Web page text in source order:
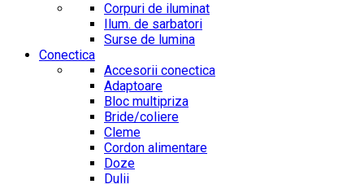
Corpuri de iluminat
Ilum. de sarbatori
Surse de lumina
Conectica
Accesorii conectica
Adaptoare
Bloc multipriza
Bride/coliere
Cleme
Cordon alimentare
Doze
Dulii